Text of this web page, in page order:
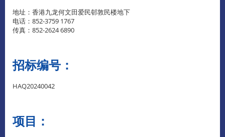
地址：香港九龙何文田爱民邨敦民楼地下
电话：852-3759 1767
传真：852-2624 6890
招标编号：
HAQ20240042
项目：